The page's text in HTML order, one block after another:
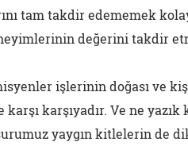
tam takdir edememek
değerini takdir
işlerinin doğası ve
karşıyadır. Ve ne
yaygın kitlelerin de